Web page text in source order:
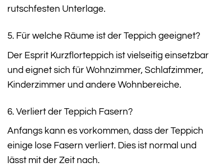
rutschfesten Unterlage.
5. Für welche Räume ist der Teppich geeignet?
Der Esprit Kurzflorteppich ist vielseitig einsetzbar
und eignet sich für Wohnzimmer, Schlafzimmer,
Kinderzimmer und andere Wohnbereiche.
6. Verliert der Teppich Fasern?
Anfangs kann es vorkommen, dass der Teppich
einige lose Fasern verliert. Dies ist normal und
lässt mit der Zeit nach.